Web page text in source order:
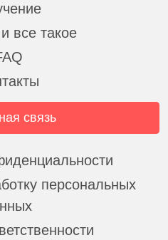
все такое
связь
персональных